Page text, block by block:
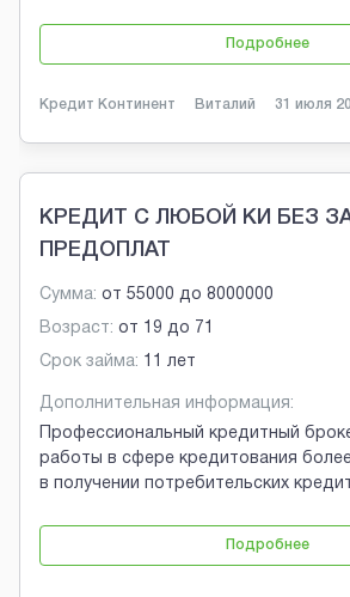
Подробнее
Кредит Континент Виталий 31 июля
КРЕДИТ С ЛЮБОЙ КИ БЕЗ
ПРЕДОПЛАТ
Сумма: от 55000 до 8000000
Возраст: от 19 до 71
Срок займа: 11 лет
Дополнительная информация:
Профессиональный кредитный
работы в сфере кредитования
в получении потребительских
Подробнее